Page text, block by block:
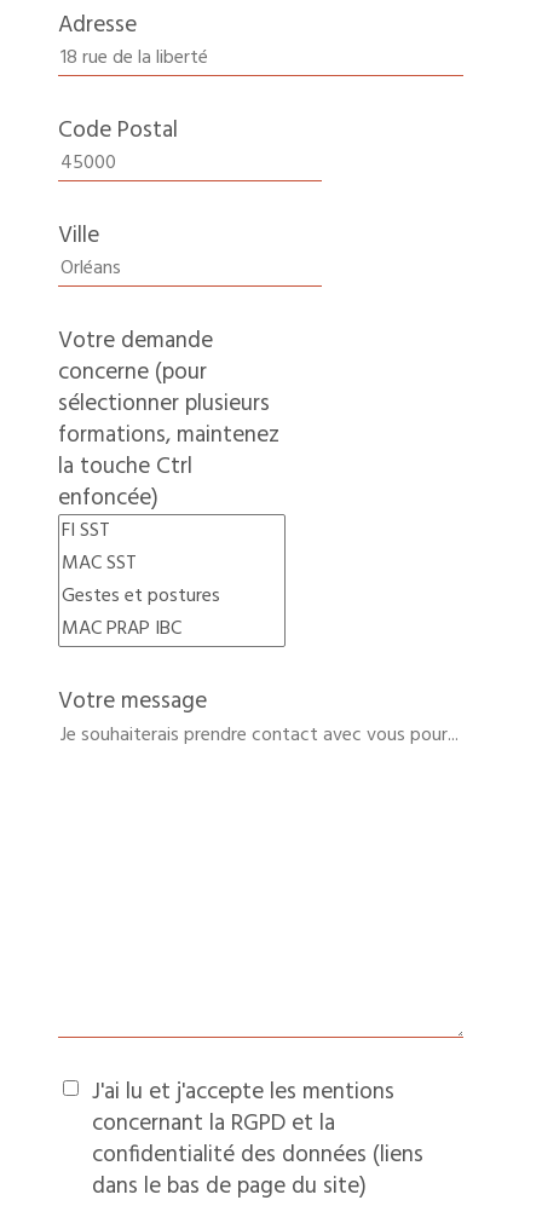
Adresse
Code Postal
Ville
Votre demande
concerne (pour
sélectionner plusieurs
formations, maintenez
la touche Ctrl
enfoncée)
Votre message
J'ai lu et j'accepte les mentions
concernant la RGPD et la
confidentialité des données (liens
dans le bas de page du site)